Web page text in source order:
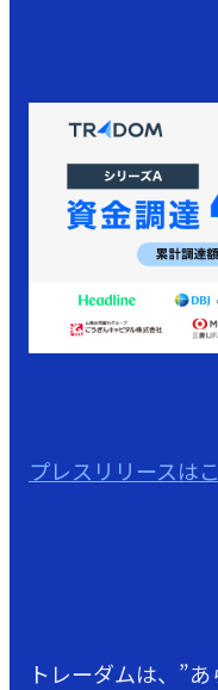
プレスリリースは
トレーダムは、”